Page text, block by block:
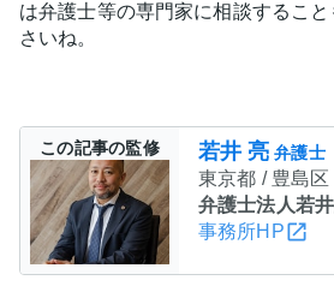
は弁護士等の専門家に相談するこ
さいね。
この記事の監修 若井 亮 弁護士
東京都 / 豊島区
弁護士法人若
事務所HP